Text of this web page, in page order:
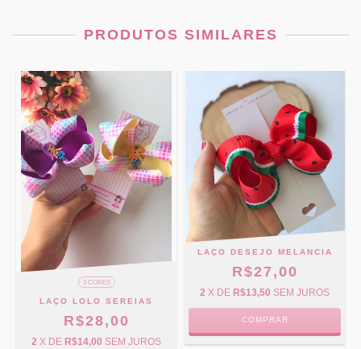
PRODUTOS SIMILARES
3 CORES
LAÇO LOLO SEREIAS
R$28,00
2 X DE R$14,00 SEM JUROS
LAÇO DESEJO MELANCIA
R$27,00
2 X DE R$13,50 SEM JUROS
COMPRAR